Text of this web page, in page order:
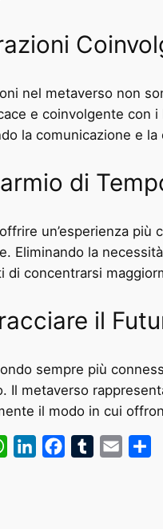
nel metaverso non
e coinvolgente con i
la comunicazione e
di
un’esperienza
Eliminando la
di concentrarsi
il
sempre più
Il metaverso
il modo in cui
WhatsAppLinkedInFacebookTumblrEmail